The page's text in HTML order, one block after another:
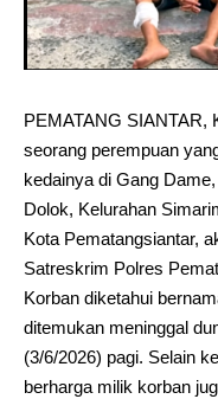
PEMATANG SIANTAR,
seorang perempuan
kedainya di Gang
Dolok, Kelurahan
Kota Pematangsiantar,
Satreskrim Polres
Korban diketahui
ditemukan meninggal
(3/6/2026) pagi. Selain
berharga milik korban